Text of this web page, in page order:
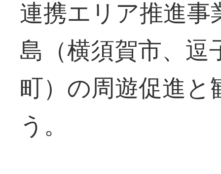
連携エリア推進
島（横須賀市、逗
町）の周遊促進
う。